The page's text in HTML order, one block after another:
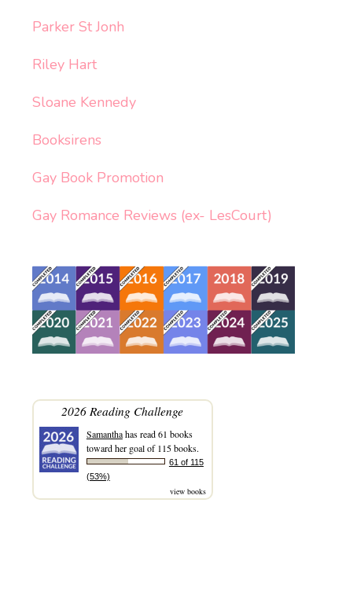
Parker St Jonh
Riley Hart
Sloane Kennedy
Booksirens
Gay Book Promotion
Gay Romance Reviews (ex- LesCourt)
2026 Reading Challenge
Samanthahas read 61 books
toward her goal of 115 books.
61 of 115
(53%)
view books